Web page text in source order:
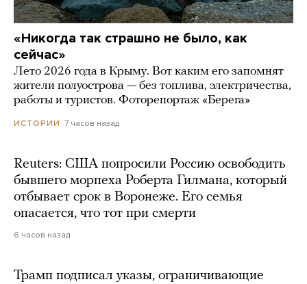
«Никогда так страшно не было, как
сейчас»
Лето 2026 года в Крыму. Вот каким его запомнят
жители полуострова — без топлива, электричества,
работы и туристов. Фоторепортаж «Берега»
ИСТОРИИ 7 часов назад
Reuters: США попросили Россию освободить
бывшего морпеха Роберта Гилмана, который
отбывает срок в Воронеже. Его семья
опасается, что тот при смерти
6 часов назад
Трамп подписал указы, ограничивающие